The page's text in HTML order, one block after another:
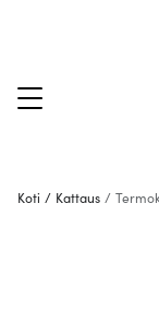
Koti / Kattaus /